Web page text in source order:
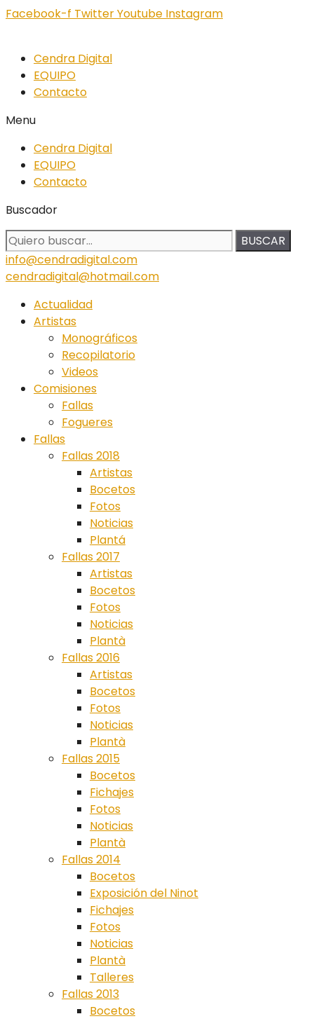
Facebook-f TwitterYoutube Instagram
Cendra Digital
EQUIPO
Contacto
Menu
Cendra Digital
EQUIPO
Contacto
Buscador
BUSCAR
info@cendradigital.com
cendradigital@hotmail.com
Actualidad
Artistas
Monográficos
Recopilatorio
Videos
Comisiones
Fallas
Fogueres
Fallas
Fallas 2018
Artistas
Bocetos
Fotos
Noticias
Plantá
Fallas 2017
Artistas
Bocetos
Fotos
Noticias
Plantà
Fallas 2016
Artistas
Bocetos
Fotos
Noticias
Plantà
Fallas 2015
Bocetos
Fichajes
Fotos
Noticias
Plantà
Fallas 2014
Bocetos
Exposición del Ninot
Fichajes
Fotos
Noticias
Plantà
Talleres
Fallas 2013
Bocetos